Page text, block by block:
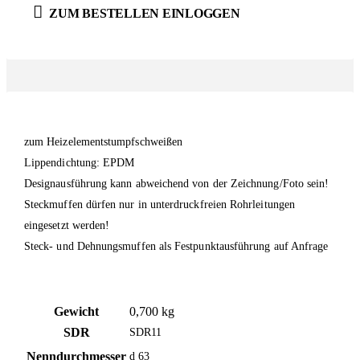
ZUM BESTELLEN EINLOGGEN
zum Heizelementstumpfschweißen
Lippendichtung: EPDM
Designausführung kann abweichend von der Zeichnung/Foto sein!
Steckmuffen dürfen nur in unterdruckfreien Rohrleitungen
eingesetzt werden!
Steck- und Dehnungsmuffen als Festpunktausführung auf Anfrage
Gewicht
0,700 kg
SDR
SDR11
Nenndurchmesser d 63